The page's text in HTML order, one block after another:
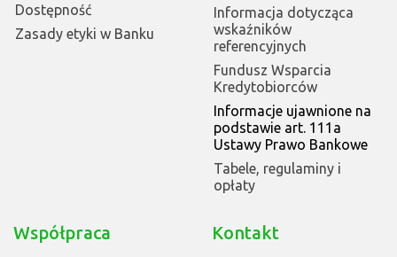
Dostępność
Zasady etyki w Banku
Informacja dotycząca
wskaźników
referencyjnych
Fundusz Wsparcia
Kredytobiorców
Informacje ujawnione na
podstawie art. 111a
Ustawy Prawo Bankowe
Tabele, regulaminy i
opłaty
Współpraca Kontakt